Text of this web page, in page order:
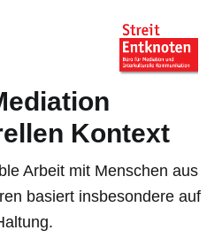
Kontext
Arbeit mit Menschen aus
basiert insbesondere auf